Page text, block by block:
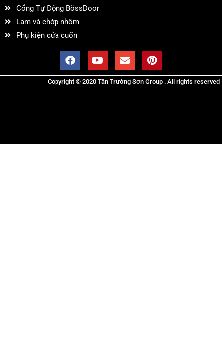
Cổng Tự Động BössDoor
Lam và chớp nhôm
Phụ kiện cửa cuốn
Copyright © 2020 Tân Trường Sơn Group . All rights reserved